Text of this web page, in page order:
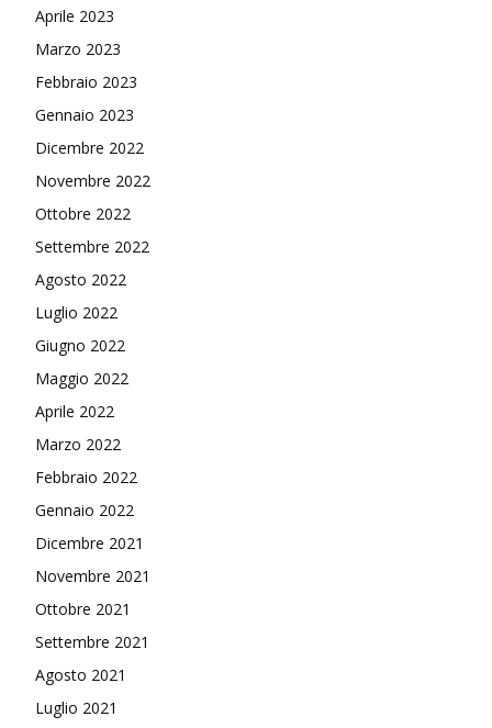
Aprile 2023
Marzo 2023
Febbraio 2023
Gennaio 2023
Dicembre 2022
Novembre 2022
Ottobre 2022
Settembre 2022
Agosto 2022
Luglio 2022
Giugno 2022
Maggio 2022
Aprile 2022
Marzo 2022
Febbraio 2022
Gennaio 2022
Dicembre 2021
Novembre 2021
Ottobre 2021
Settembre 2021
Agosto 2021
Luglio 2021